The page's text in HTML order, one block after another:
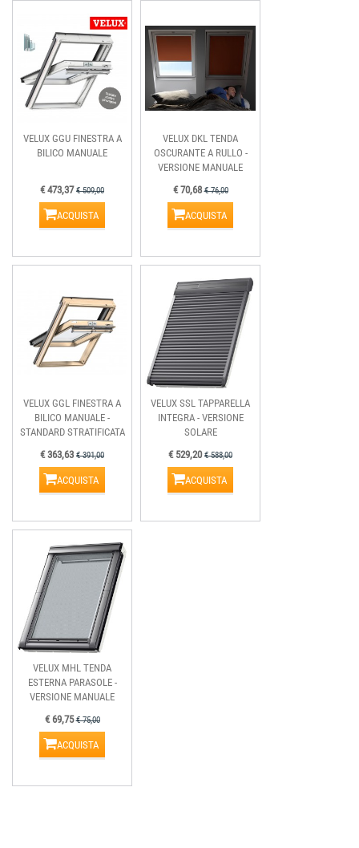
VELUX GGU FINESTRA A
BILICO MANUALE
€ 473,37€ 509,00
ACQUISTA
VELUX DKL TENDA
OSCURANTE A RULLO -
VERSIONE MANUALE
€ 70,68€ 76,00
ACQUISTA
VELUX GGL FINESTRA A
BILICO MANUALE -
STANDARD STRATIFICATA
€ 363,63 € 391,00
ACQUISTA
VELUX SSL TAPPARELLA
INTEGRA - VERSIONE
SOLARE
€ 529,20€ 588,00
ACQUISTA
VELUX MHL TENDA
ESTERNA PARASOLE -
VERSIONE MANUALE
€ 69,75€ 75,00
ACQUISTA